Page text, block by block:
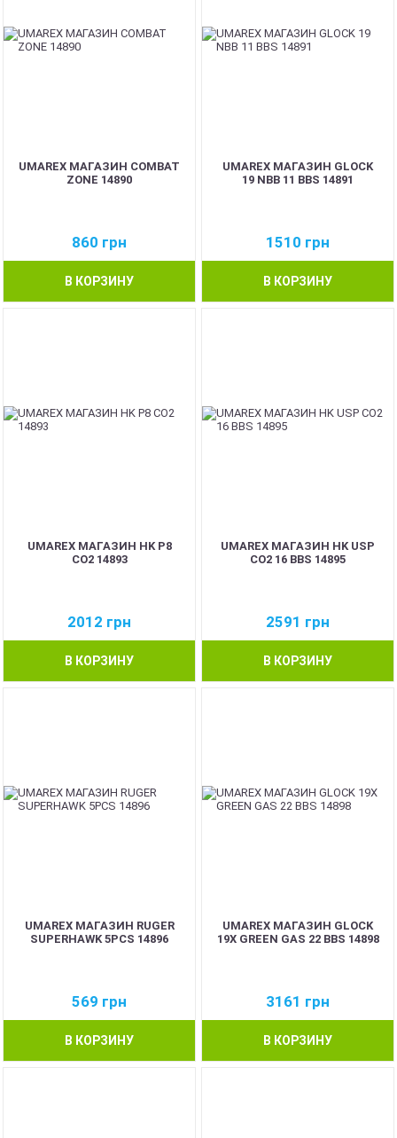
UMAREX МАГАЗИН COMBAT
ZONE 14890
860 грн
В КОРЗИНУ
UMAREX МАГАЗИН GLOCK
19 NBB 11 BBS 14891
1510 грн
В КОРЗИНУ
UMAREX МАГАЗИН HK P8
СO2 14893
2012 грн
В КОРЗИНУ
UMAREX МАГАЗИН HK USP
CO2 16 BBS 14895
2591 грн
В КОРЗИНУ
UMAREX МАГАЗИН RUGER
SUPERHAWK 5PCS 14896
569 грн
В КОРЗИНУ
UMAREX МАГАЗИН GLOCK
19X GREEN GAS 22 BBS 14898
3161 грн
В КОРЗИНУ